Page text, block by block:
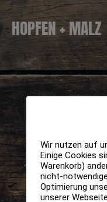
Zum
Inhalt
springen
HOPFEN + MALZ
Wir nutzen auf
Einige Cookies
Warenkorb)
nicht-
Optimierung
unserer